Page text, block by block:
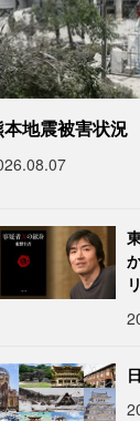
地震被害状況